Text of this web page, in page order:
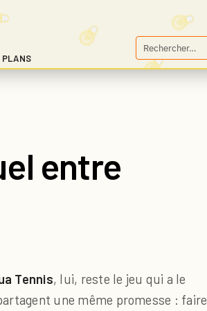
Rechercher
entre
Tennis, lui, reste le jeu qui a le
une même promesse : faire